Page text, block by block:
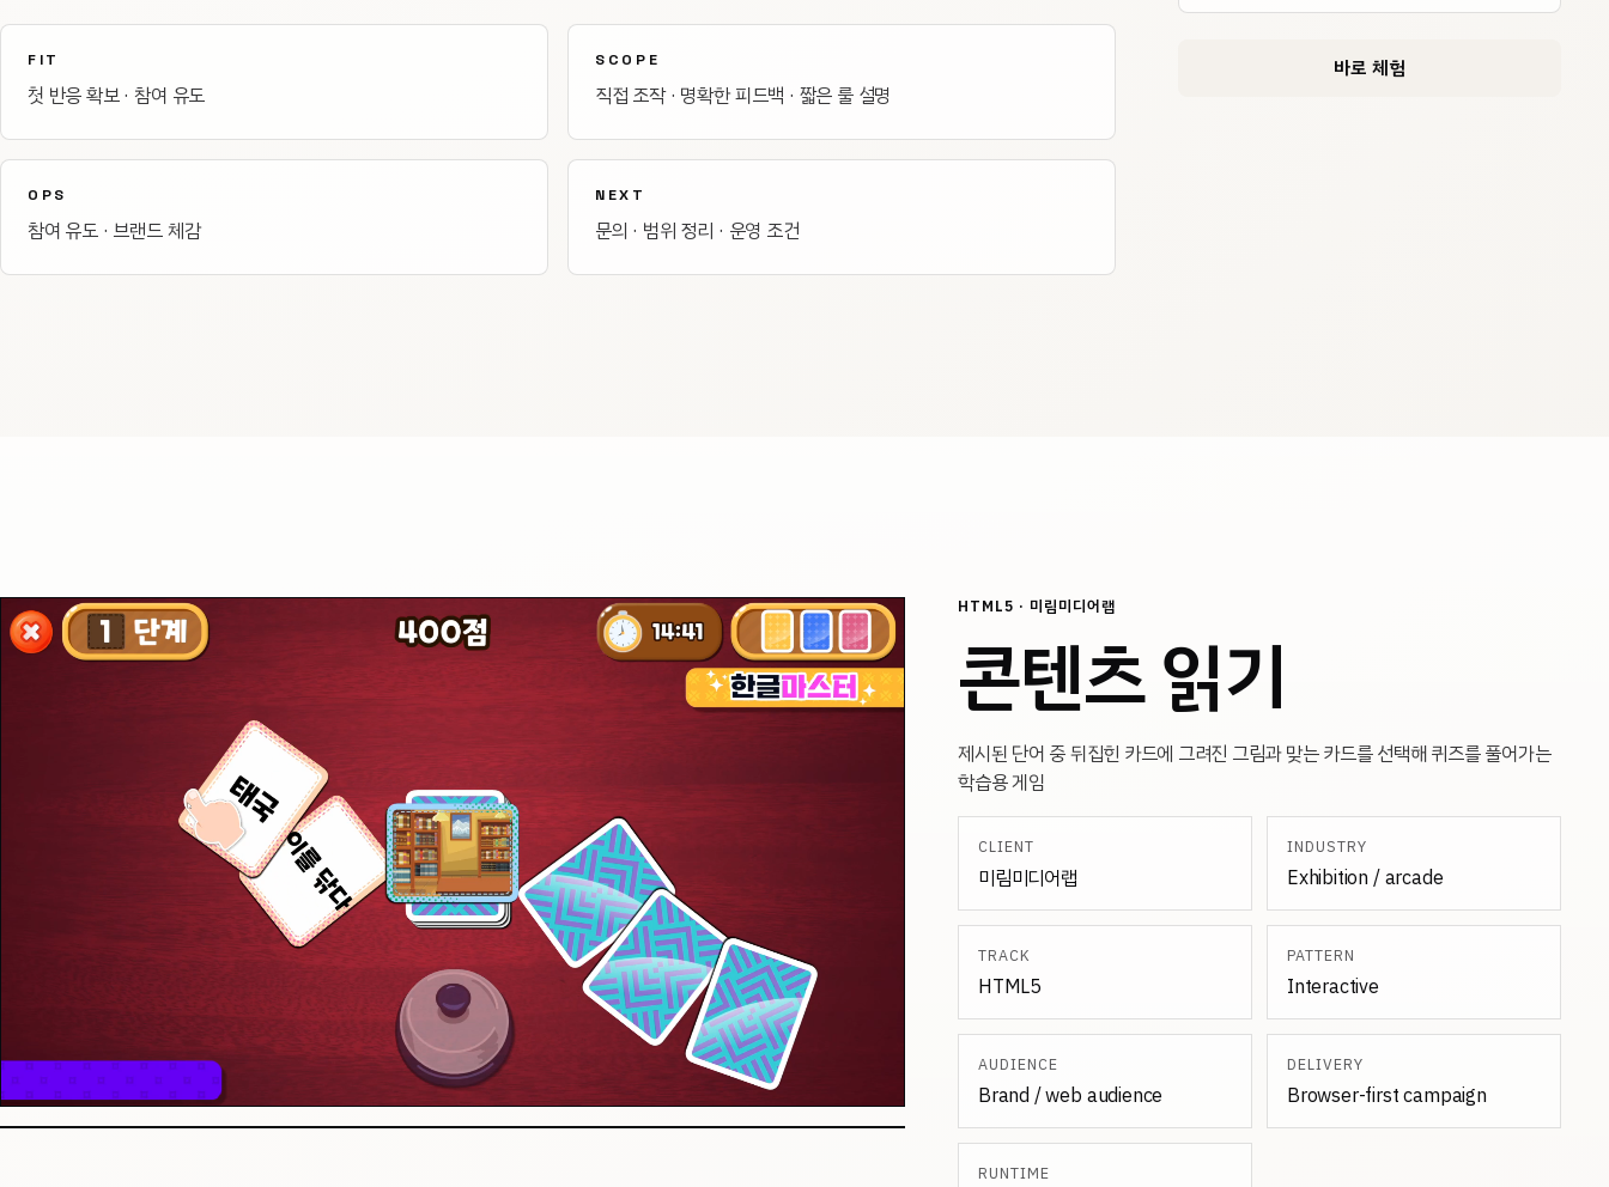
FIT
첫 반응 확보 · 참여 유도
SCOPE
직접 조작 · 명확한 피드백 · 짧은 룰 설명
OPS
참여 유도 · 브랜드 체감
NEXT
문의 · 범위 정리 · 운영 조건
바로 체험
HTML5 · 미림미디어랩
콘텐츠 읽기
제시된 단어 중 뒤집힌 카드에 그려진 그림과 맞는 카드를 선택해 퀴즈를 풀어가는
학습용 게임
CLIENT
미림미디어랩
INDUSTRY
Exhibition / arcade
TRACK
HTML5
PATTERN
Interactive
AUDIENCE
Brand / web audience
DELIVERY
Browser-first campaign
RUNTIME